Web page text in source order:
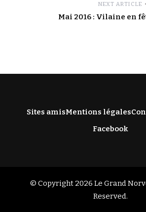
NEXT ARTICLE
Mai 2016 : Vilaine en
Sites amisMentions légales
Facebook
© Copyright 2026 Le Grand
Reserved.